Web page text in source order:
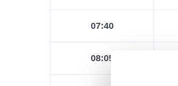
07:40
08:05